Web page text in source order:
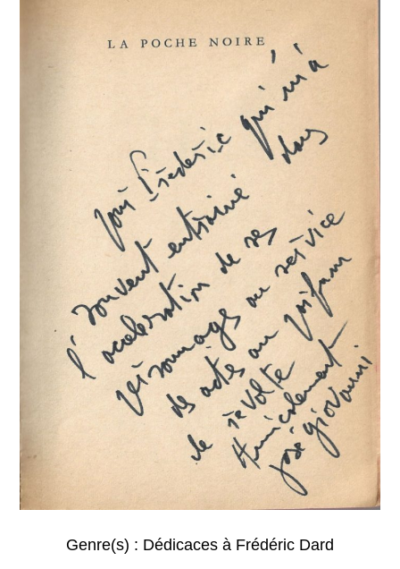
Genre(s) : Dédicaces à Frédéric Dard